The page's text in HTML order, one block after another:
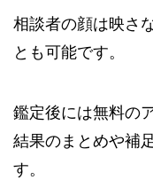
相談者の顔は映さ
とも可能です。
鑑定後には無料の
結果のまとめや補
す。